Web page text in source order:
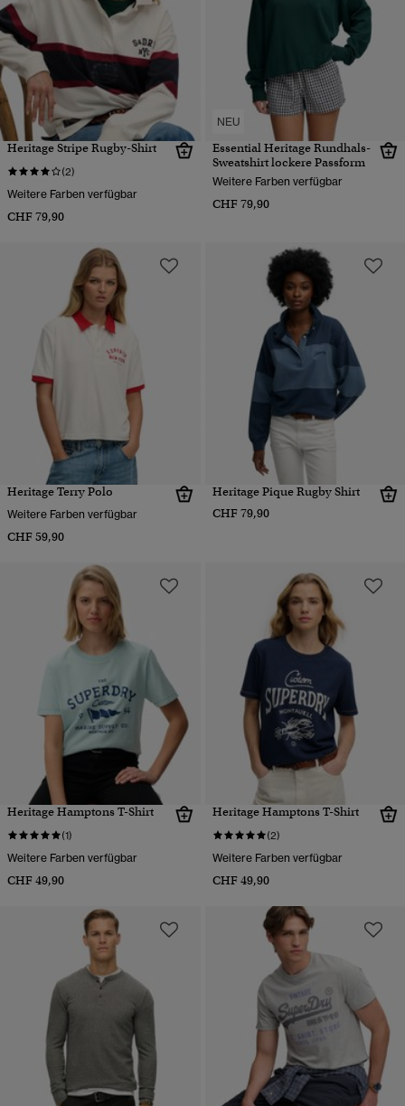
Heritage Stripe Rugby-Shirt
(2)
Weitere Farben verfügbar
CHF 79,90
NEU
Essential Heritage Rundhals-
Sweatshirt lockere Passform
Weitere Farben verfügbar
CHF 79,90
Heritage Terry Polo
Weitere Farben verfügbar
CHF 59,90
Heritage Pique Rugby Shirt
CHF 79,90
Heritage Hamptons T-Shirt
(1)
Weitere Farben verfügbar
CHF 49,90
Heritage Hamptons T-Shirt
(2)
Weitere Farben verfügbar
CHF 49,90